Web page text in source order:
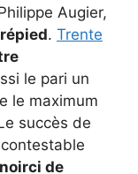
Augier,
. Trente
le pari un
le maximum
succès de
de